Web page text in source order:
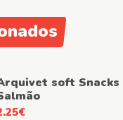
soft Snacks
€